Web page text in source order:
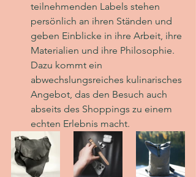
teilnehmenden Labels stehen
persönlich an ihren Ständen und
geben Einblicke in ihre Arbeit, ihre
Materialien und ihre Philosophie.
Dazu kommt ein
abwechslungsreiches kulinarisches
Angebot, das den Besuch auch
abseits des Shoppings zu einem
echten Erlebnis macht.